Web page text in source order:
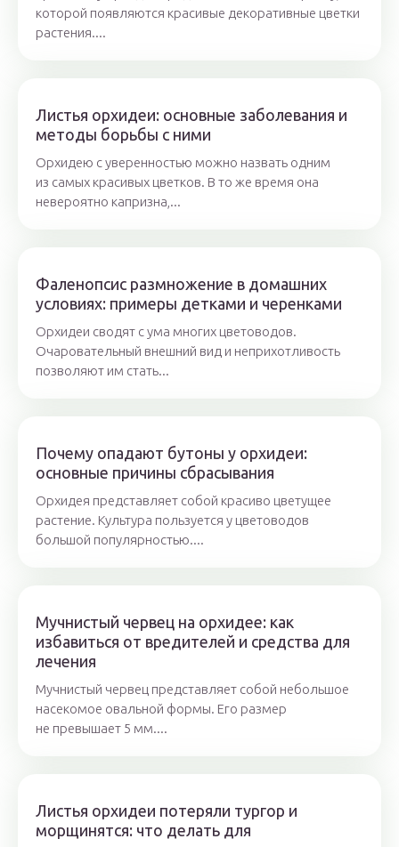
которой появляются красивые декоративные цветки
растения....
Листья орхидеи: основные заболевания и
методы борьбы с ними
Орхидею с уверенностью можно назвать одним
из самых красивых цветков. В то же время она
невероятно капризна,...
Фаленопсис размножение в домашних
условиях: примеры детками и черенками
Орхидеи сводят с ума многих цветоводов.
Очаровательный внешний вид и неприхотливость
позволяют им стать...
Почему опадают бутоны у орхидеи:
основные причины сбрасывания
Орхидея представляет собой красиво цветущее
растение. Культура пользуется у цветоводов
большой популярностью....
Мучнистый червец на орхидее: как
избавиться от вредителей и средства для
лечения
Мучнистый червец представляет собой небольшое
насекомое овальной формы. Его размер
не превышает 5 мм....
Листья орхидеи потеряли тургор и
морщинятся: что делать для